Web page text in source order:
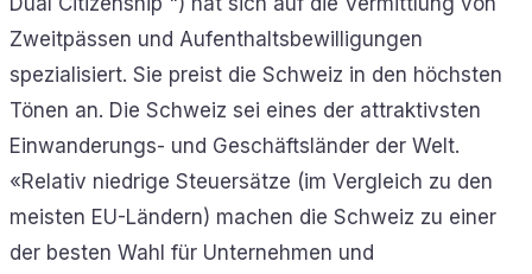
Zweitpässen und Aufenthaltsbewilligungen
spezialisiert. Sie preist die Schweiz in den höchsten
Tönen an. Die Schweiz sei eines der attraktivsten
Einwanderungs- und Geschäftsländer der Welt.
«Relativ niedrige Steuersätze (im Vergleich zu den
meisten EU-Ländern) machen die Schweiz zu einer
der besten Wahl für Unternehmen und